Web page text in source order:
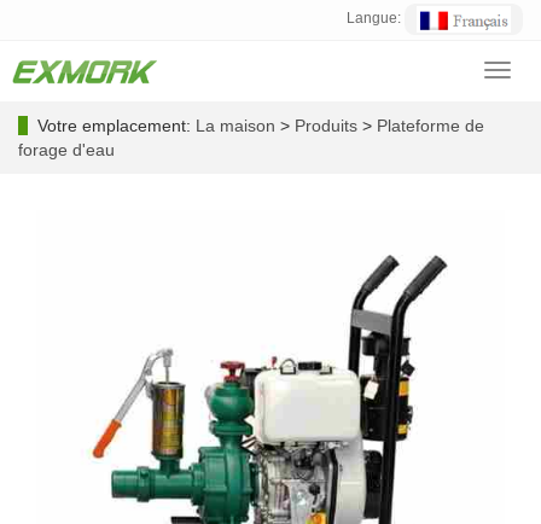
Langue:
Votre emplacement: La maison > Produits > Plateforme de
forage d'eau